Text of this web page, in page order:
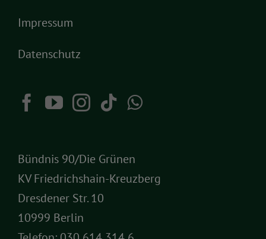
Impressum
Datenschutz
Bündnis 90/Die Grünen
KV Friedrichshain-Kreuzberg
Dresdener Str. 10
10999 Berlin